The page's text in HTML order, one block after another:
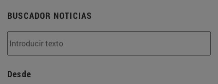
BUSCADOR NOTICIAS
Desde